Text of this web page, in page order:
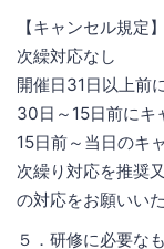
【キャンセル規定】
次繰対応なし
開催日31日以上前
30日～15日前にキ
15日前～当日のキ
次繰り対応を推奨
の対応をお願いいた
５．研修に必要な